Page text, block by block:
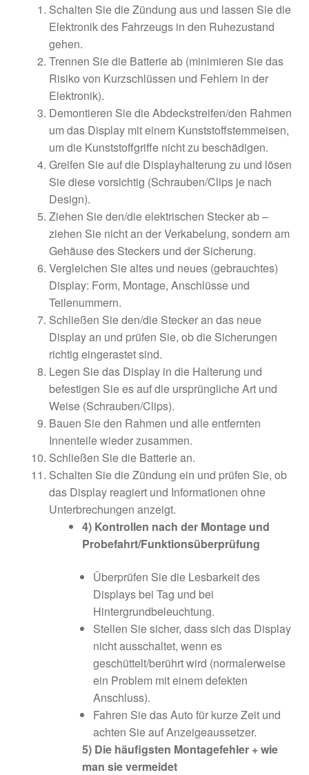
Schalten Sie die Zündung aus und lassen Sie die
Elektronik des Fahrzeugs in den Ruhezustand
gehen.
Trennen Sie die Batterie ab (minimieren Sie das
Risiko von Kurzschlüssen und Fehlern in der
Elektronik).
Demontieren Sie die Abdeckstreifen/den Rahmen
um das Display mit einem Kunststoffstemmeisen,
um die Kunststoffgriffe nicht zu beschädigen.
Greifen Sie auf die Displayhalterung zu und lösen
Sie diese vorsichtig (Schrauben/Clips je nach
Design).
Ziehen Sie den/die elektrischen Stecker ab –
ziehen Sie nicht an der Verkabelung, sondern am
Gehäuse des Steckers und der Sicherung.
Vergleichen Sie altes und neues (gebrauchtes)
Display: Form, Montage, Anschlüsse und
Teilenummern.
Schließen Sie den/die Stecker an das neue
Display an und prüfen Sie, ob die Sicherungen
richtig eingerastet sind.
Legen Sie das Display in die Halterung und
befestigen Sie es auf die ursprüngliche Art und
Weise (Schrauben/Clips).
Bauen Sie den Rahmen und alle entfernten
Innenteile wieder zusammen.
Schließen Sie die Batterie an.
Schalten Sie die Zündung ein und prüfen Sie, ob
das Display reagiert und Informationen ohne
Unterbrechungen anzeigt.
4) Kontrollen nach der Montage und
Probefahrt/Funktionsüberprüfung
Überprüfen Sie die Lesbarkeit des
Displays bei Tag und bei
Hintergrundbeleuchtung.
Stellen Sie sicher, dass sich das Display
nicht ausschaltet, wenn es
geschüttelt/berührt wird (normalerweise
ein Problem mit einem defekten
Anschluss).
Fahren Sie das Auto für kurze Zeit und
achten Sie auf Anzeigeaussetzer.
5) Die häufigsten Montagefehler + wie
man sie vermeidet